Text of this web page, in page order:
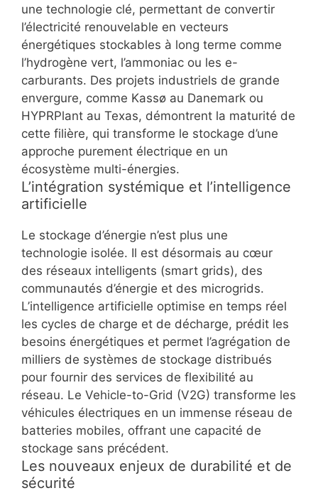
une technologie clé, permettant de convertir
l’électricité renouvelable en vecteurs
énergétiques stockables à long terme comme
l’hydrogène vert, l’ammoniac ou les e-
carburants. Des projets industriels de grande
envergure, comme Kassø au Danemark ou
HYPRPlant au Texas, démontrent la maturité de
cette filière, qui transforme le stockage d’une
approche purement électrique en un
écosystème multi-énergies.
L’intégration systémique et l’intelligence
artificielle
Le stockage d’énergie n’est plus une
technologie isolée. Il est désormais au cœur
des réseaux intelligents (smart grids), des
communautés d’énergie et des microgrids.
L’intelligence artificielle optimise en temps réel
les cycles de charge et de décharge, prédit les
besoins énergétiques et permet l’agrégation de
milliers de systèmes de stockage distribués
pour fournir des services de flexibilité au
réseau. Le Vehicle-to-Grid (V2G) transforme les
véhicules électriques en un immense réseau de
batteries mobiles, offrant une capacité de
stockage sans précédent.
Les nouveaux enjeux de durabilité et de
sécurité